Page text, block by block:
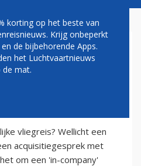
vliegreis? Wellicht een
acquisitiegesprek met
om een 'in-company'
korting op het beste van
Krijg onbeperkt
de bijbehorende Apps.
het Luchtvaartnieuws
de mat.